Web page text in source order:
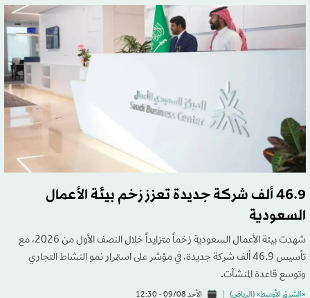
46.9 ألف شركة جديدة تعزز زخم بيئة الأعمال
السعودية
شهدت بيئة الأعمال السعودية زخماً متزايداً خلال النصف الأول من 2026، مع
تأسيس 46.9 ألف شركة جديدة، في مؤشر على استمرار نمو النشاط التجاري
وتوسع قاعدة المنشآت.
«الشرق الأوسط» (الرياض) الأحد 09/08 - 12:30